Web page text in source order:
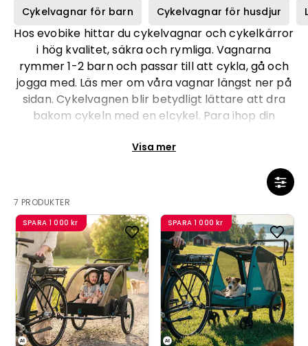
Cykelvagnar för barn Cykelvagnar för husdjur
Hos evobike hittar du cykelvagnar och cykelkärror
i hög kvalitet, säkra och rymliga. Vagnarna
rymmer 1-2 barn och passar till att cykla, gå och
jogga med. Läs mer om våra vagnar längst ner på
sidan. Cykelvagnen blir betydligt lättare att dra
bakom cykeln med en elcykel. Para ihop din
Visa mer
7 PRODUKTER
SPARA 1 000 kr SPARA 1 000 kr